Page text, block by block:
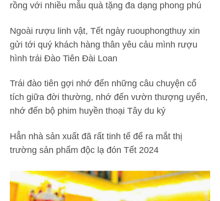
rồng với nhiều mẫu quà tặng đa dạng phong phú
Ngoài rượu linh vật, Tết ngày ruouphongthuy xin
gửi tới quý khách hàng thân yêu cảu mình rượu
hình trái Đào Tiên Đài Loan
Trái đào tiên gợi nhớ đến những câu chuyện cổ
tích giữa đời thường, nhớ đến vườn thượng uyển,
nhớ đến bộ phim huyền thoại Tây du ký
Hẳn nhà sản xuất đã rất tinh tế để ra mắt thị
trường sản phẩm độc lạ đón Tết 2024